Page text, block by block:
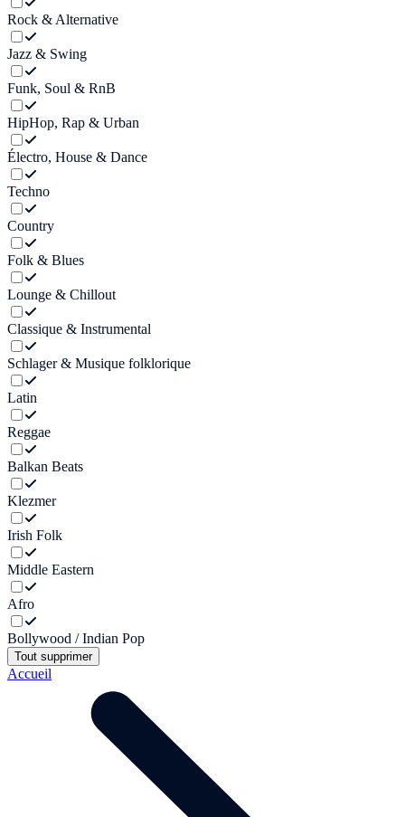
Rock & Alternative
Jazz & Swing
Funk, Soul & RnB
HipHop, Rap & Urban
Électro, House & Dance
Techno
Country
Folk & Blues
Lounge & Chillout
Classique & Instrumental
Schlager & Musique folklorique
Latin
Reggae
Balkan Beats
Klezmer
Irish Folk
Middle Eastern
Afro
Bollywood / Indian Pop
Tout supprimer
Accueil